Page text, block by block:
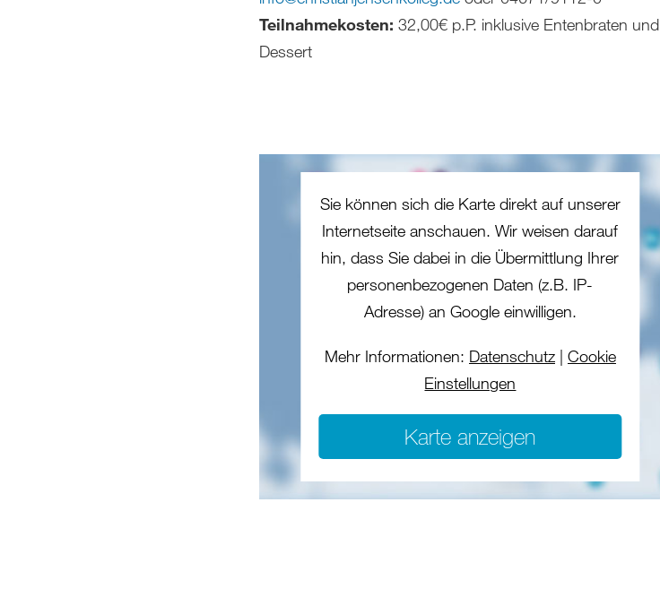
Teilnahmekosten: 32,00€ p.P. inklusive Entenbraten und
Dessert
Sie können sich die Karte direkt auf unserer
Internetseite anschauen. Wir weisen darauf
hin, dass Sie dabei in die Übermittlung Ihrer
personenbezogenen Daten (z.B. IP-
Adresse) an Google einwilligen.
Mehr Informationen: Datenschutz| Cookie
Einstellungen
Karte anzeigen